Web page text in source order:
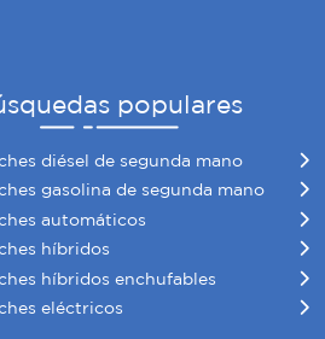
populares
diésel de segunda mano
gasolina de segunda mano
automáticos
híbridos
híbridos enchufables
eléctricos